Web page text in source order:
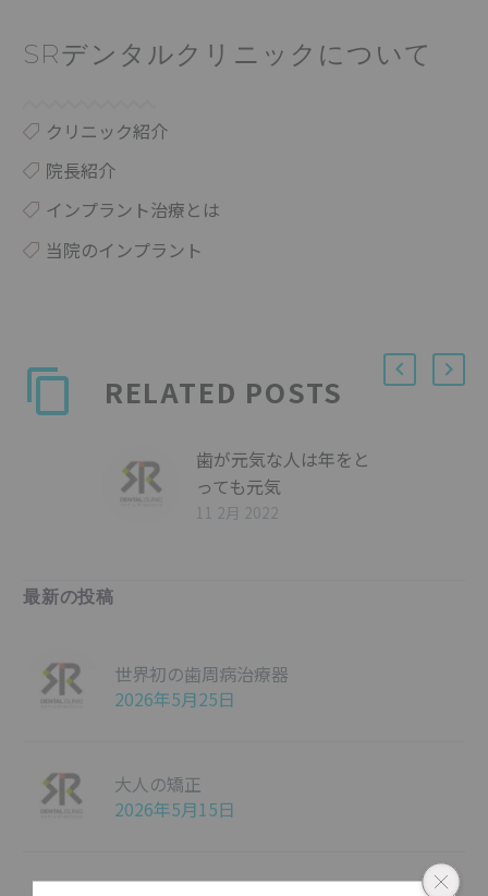
SRデンタルクリニックについて
クリニック紹介
院長紹介
インプラント治療とは
当院のインプラント
RELATED POSTS
歯が元気な人は年をと
っても元気
11 2月 2022
最新の投稿
世界初の歯周病治療器
2026年5月25日
大人の矯正
2026年5月15日